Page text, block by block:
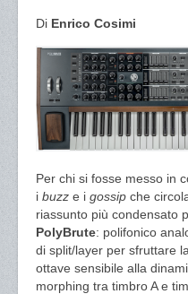
Di Enrico Cosimi
Per chi si fosse messo in
i buzz e i gossip che
riassunto più condensato
PolyBrute: polifonico
di split/layer per sfruttare
ottave sensibile alla
morphing tra timbro A e